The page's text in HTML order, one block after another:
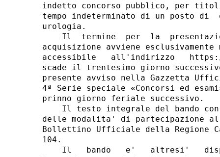
indetto concorso pubblico, per
tempo indeterminato di un posto
urologia.
Il  termine  per  la
acquisizione avviene
accessibile   all'indirizzo
scade il trentesimo giorno
presente avviso nella Gazzetta
4ª Serie speciale «Concorsi ed
prinno giorno feriale successivo.
Il testo integrale del bando
delle modalita' di partecipazione
Bollettino Ufficiale della Regione
104.
Il   bando   e'   altresi'